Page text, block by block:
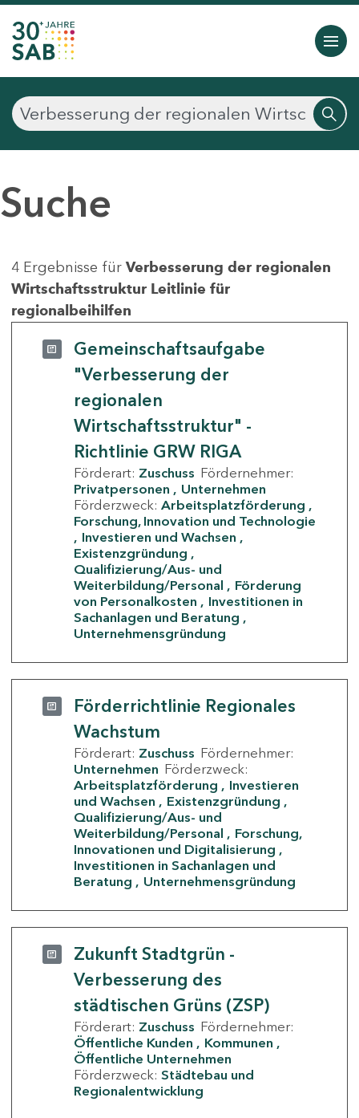
Suche
4 Ergebnisse für Verbesserung der regionalen
Wirtschaftsstruktur Leitlinie für
regionalbeihilfen
Gemeinschaftsaufgabe
"Verbesserung der
regionalen
Wirtschaftsstruktur" -
Richtlinie GRW RIGA
Förderart: Zuschuss Fördernehmer:
Privatpersonen
Unternehmen
Förderzweck: Arbeitsplatzförderung
Forschung, Innovation und Technologie
Investieren und Wachsen
Existenzgründung
Qualifizierung/Aus- und
Weiterbildung/Personal
Förderung
von Personalkosten
Investitionen in
Sachanlagen und Beratung
Unternehmensgründung
Förderrichtlinie Regionales
Wachstum
Förderart: Zuschuss Fördernehmer:
Unternehmen Förderzweck:
Arbeitsplatzförderung
Investieren
und Wachsen
Existenzgründung
Qualifizierung/Aus- und
Weiterbildung/Personal
Forschung,
Innovationen und Digitalisierung
Investitionen in Sachanlagen und
Beratung
Unternehmensgründung
Zukunft Stadtgrün -
Verbesserung des
städtischen Grüns (ZSP)
Förderart: Zuschuss Fördernehmer:
Öffentliche Kunden
Kommunen
Öffentliche Unternehmen
Förderzweck: Städtebau und
Regionalentwicklung